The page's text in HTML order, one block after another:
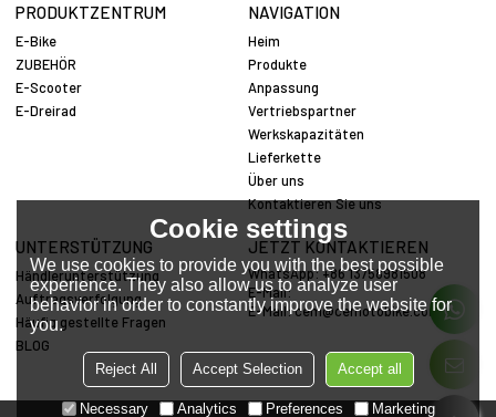
PRODUKTZENTRUM
E-Bike
ZUBEHÖR
E-Scooter
E-Dreirad
NAVIGATION
Heim
Produkte
Anpassung
Vertriebspartner
Werkskapazitäten
Lieferkette
Über uns
Kontaktieren Sie uns
UNTERSTÜTZUNG
Händlerunterstützung
Auftragsverfolgung
Häufig gestellte Fragen
BLOG
JETZT KONTAKTIEREN
WhatsApp: +86 13758981508
E-Mail:
E-Mail:cem@cemotobike.com
Cookie settings
We use cookies to provide you with the best possible
experience. They also allow us to analyze user
behavior in order to constantly improve the website for
you.
Reject All Accept Selection Accept all
Necessary Analytics Preferences Marketing